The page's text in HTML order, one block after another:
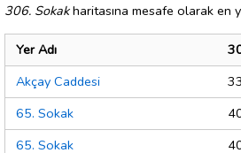
306. Sokakharitasına mesafe olarak en
Yer Adı
Akçay Caddesi
65. Sokak
65. Sokak